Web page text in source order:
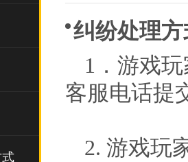
纠纷处理
1．游戏
客服电话提
2. 游戏玩